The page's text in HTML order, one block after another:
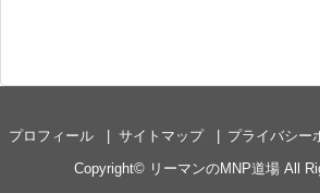
プロフィール サイトマップ プライバシー
Copyright© リーマンのMNP道場 All